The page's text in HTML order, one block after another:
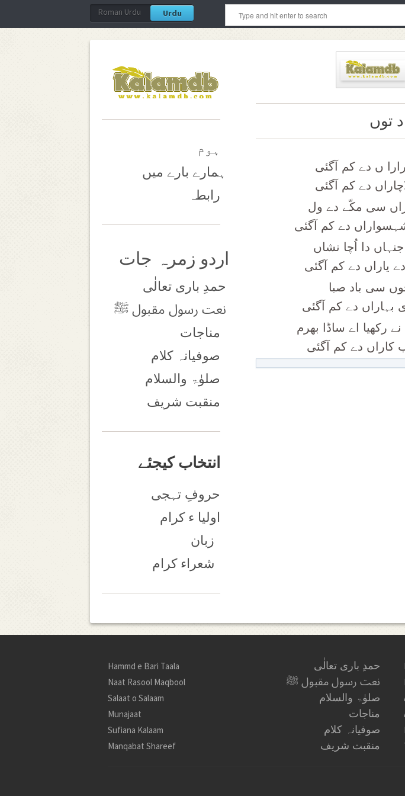
Roman Urdu Urdu
ہوم
ہمارے بارے میں
رابطہ
اردو زمرہ جات
حمدِ باری تعالٰی
نعت رسول مقبول ﷺ
مناجات
صوفیانہ کلام
صلوٰۃ والسلام
منقبت شریف
انتخاب کیجئے
حروفِ تہجی
اولیا ء کرام
زبان
شعراء کرام
توں
ں دے کم آگئی
دے کم آگئی
سی مکّے دے ول
دے کم آگئی
دا اُچا نشاں
یاراں دے کم آگئی
سی باد صبا
دے کم آگئی
رکھیا اے ساڈا بھرم
کاراں دے کم آگئی
Hammd e Bari Taala
Naat Rasool Maqbool
Salaat o Salaam
Munajaat
Sufiana Kalaam
Manqabat Shareef
حمدِ باری تعالٰی
نعت رسول مقبول ﷺ
صلوٰۃ والسلام
مناجات
صوفیانہ کلام
منقبت شریف